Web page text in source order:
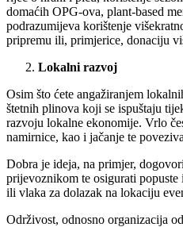
domaćih OPG-ova, plant-based
podrazumijeva korištenje
pripremu ili, primjerice, donaciju
Lokalni razvoj
Osim što ćete angažiranjem
štetnih plinova koji se ispuštaju
razvoju lokalne ekonomije. Vrlo
namirnice, kao i jačanje te
Dobra je ideja, na primjer,
prijevoznikom te osigurati popuste
ili vlaka za dolazak na lokaciju
Održivost, odnosno organizacija